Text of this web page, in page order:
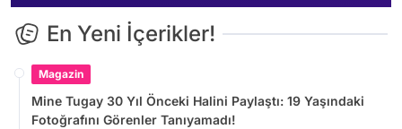
En Yeni İçerikler!
Magazin
Mine Tugay 30 Yıl Önceki Halini Paylaştı: 19 Yaşındaki
Fotoğrafını Görenler Tanıyamadı!